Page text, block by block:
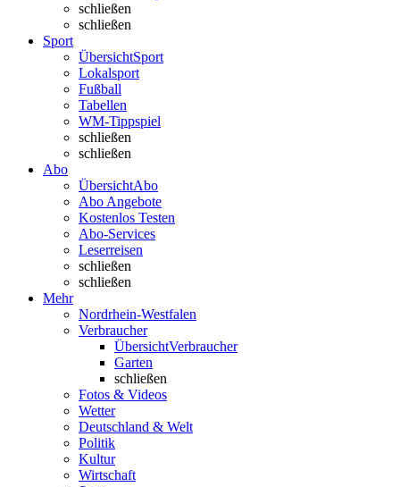
schließen
schließen
Sport
ÜbersichtSport
Lokalsport
Fußball
Tabellen
WM-Tippspiel
schließen
schließen
Abo
ÜbersichtAbo
Abo Angebote
Kostenlos Testen
Abo-Services
Leserreisen
schließen
schließen
Mehr
Nordrhein-Westfalen
Verbraucher
ÜbersichtVerbraucher
Garten
schließen
Fotos & Videos
Wetter
Deutschland & Welt
Politik
Kultur
Wirtschaft